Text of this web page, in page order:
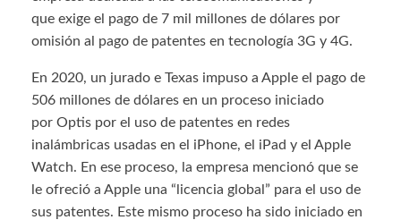
que exige el pago de 7 mil millones de dólares por
omisión al pago de patentes en tecnología 3G y 4G.
En 2020, un jurado e Texas impuso a Apple el pago de
506 millones de dólares en un proceso iniciado
por Optis por el uso de patentes en redes
inalámbricas usadas en el iPhone, el iPad y el Apple
Watch. En ese proceso, la empresa mencionó que se
le ofreció a Apple una “licencia global” para el uso de
sus patentes. Este mismo proceso ha sido iniciado en